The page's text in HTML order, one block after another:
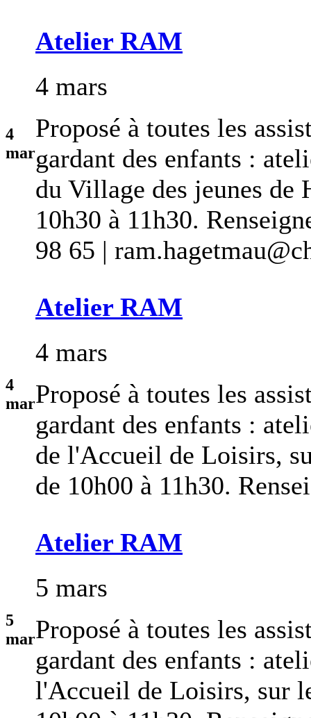
4
mar
Atelier RAM
4 mars
Proposé à toutes les
gardant des enfants :
du Village des jeunes de
10h30 à 11h30.
98 65 |
4
mar
Atelier RAM
4 mars
Proposé à toutes les
gardant des enfants :
de l'Accueil de Loisirs,
de 10h00 à 11h30.
5
mar
Atelier RAM
5 mars
Proposé à toutes les
gardant des enfants :
l'Accueil de Loisirs, sur